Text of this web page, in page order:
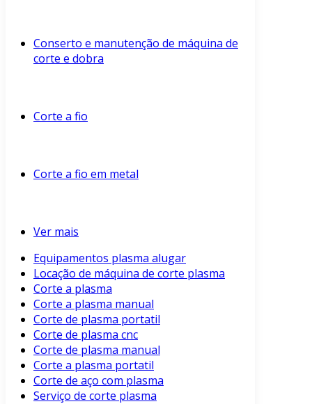
Conserto e manutenção de máquina de
corte e dobra
Corte a fio
Corte a fio em metal
Ver mais
Equipamentos plasma alugar
Locação de máquina de corte plasma
Corte a plasma
Corte a plasma manual
Corte de plasma portatil
Corte de plasma cnc
Corte de plasma manual
Corte a plasma portatil
Corte de aço com plasma
Serviço de corte plasma